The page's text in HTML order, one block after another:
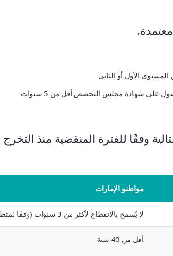
الأول أو الثاني
على شهادة مجلس التخصص أقل من 5 سنوات
وفقًا للفترة المنقضية منذ
مواطنو الإمارات
لا يُسمح بالانقطاع لأكثر من 3 سنوات (وفقًا لمتطلبات PQR)
أقل من 40 سنة